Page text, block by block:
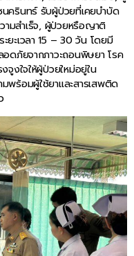
ครินทร์ รับผู้ป่วยที่เคยบำบัด
มสำเร็จ, ผู้ป่วยหรือญาติ
ยะเวลา 15 – 30 วัน โดยมี
อดภัยจากภาวะถอนพิษยา โรค
งใจให้ผู้ป่วยใหม่อยู่ใน
พร้อมผู้ใช้ยาและสารเสพติด